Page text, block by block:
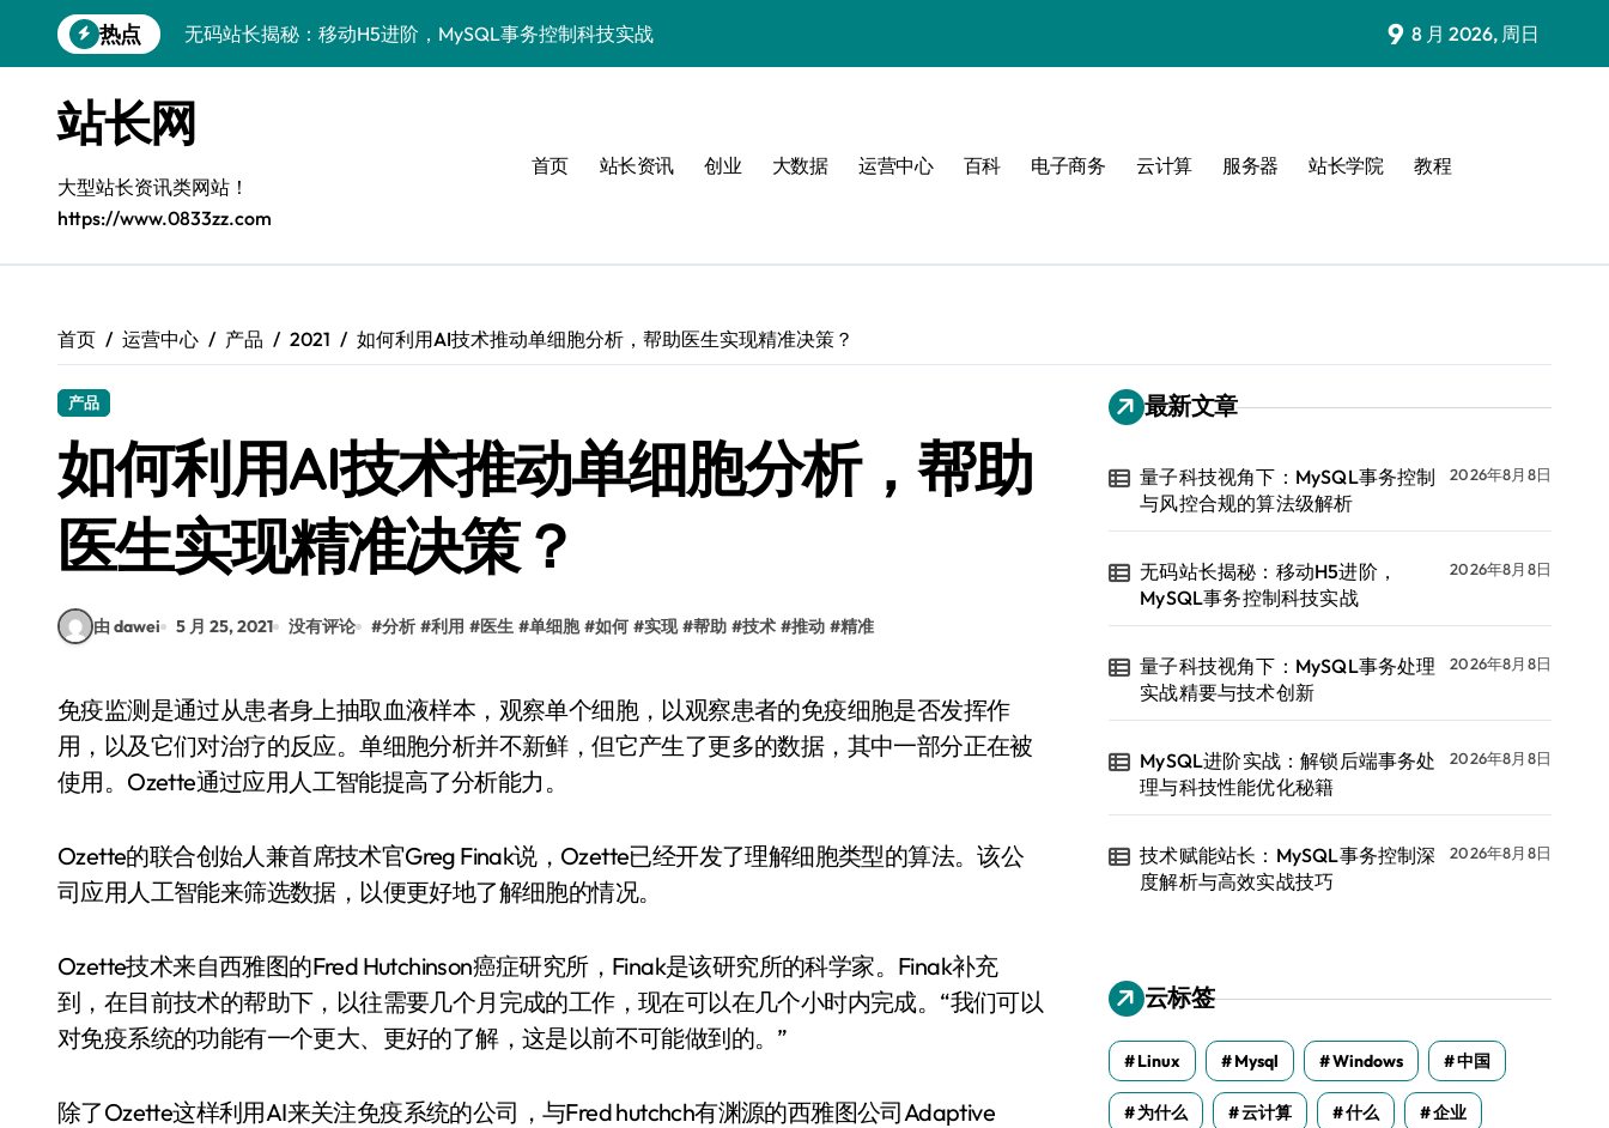
到
热点
无码站长揭秘：移动H5进阶，MySQL事务控制科技实战
MySQL进阶实战：解锁后端事务处理与科技性能优化秘籍
技术赋能站长：MySQL事务控制深度解析与高效实战技巧
MySQL技术精要：后端事务掌控与科技驱动性能跃升实战
全栈视角：MySQL事务处理与控制，站长技术进阶必备
移动H5站长进阶：MySQL事务控制科技实战精要解析
量子科技视角下：MySQL事务控制与风控合规的算法级解析
9 8 月 2026, 周日
站长网
大型站长资讯类网站！
https://www.0833zz.com
首页 站长资讯 创业 大数据 运营中心 百科 电子商务 云计算 服务器 站长学院 教程
首页 运营中心 产品 2021 如何利用AI技术推动单细胞分析，帮助医生实现精准决策？
产品
如何利用AI技术推动单细胞分析，帮助
医生实现精准决策？
由 dawei 5 月 25, 2021 没有评论 #分析 #利用 #医生 #单细胞 #如何 #实现 #帮助 #技术 #推动 #精准
免疫监测是通过从患者身上抽取血液样本，观察单个细胞，以观察患者的免疫细胞是否发挥作
用，以及它们对治疗的反应。单细胞分析并不新鲜，但它产生了更多的数据，其中一部分正在被
使用。Ozette通过应用人工智能提高了分析能力。
Ozette的联合创始人兼首席技术官Greg Finak说，Ozette已经开发了理解细胞类型的算法。该公
司应用人工智能来筛选数据，以便更好地了解细胞的情况。
Ozette技术来自西雅图的Fred Hutchinson癌症研究所，Finak是该研究所的科学家。Finak补充
到，在目前技术的帮助下，以往需要几个月完成的工作，现在可以在几个小时内完成。“我们可以
对免疫系统的功能有一个更大、更好的了解，这是以前不可能做到的。”
除了Ozette这样利用AI来关注免疫系统的公司，与Fred hutchch有渊源的西雅图公司Adaptive
最新文章
量子科技视角下：MySQL事务控制
与风控合规的算法级解析
2026年8月8日
无码站长揭秘：移动H5进阶，
MySQL事务控制科技实战
2026年8月8日
量子科技视角下：MySQL事务处理
实战精要与技术创新
2026年8月8日
MySQL进阶实战：解锁后端事务处
理与科技性能优化秘籍
2026年8月8日
技术赋能站长：MySQL事务控制深
度解析与高效实战技巧
2026年8月8日
云标签
Linux Mysql Windows 中国
为什么 云计算 什么 企业